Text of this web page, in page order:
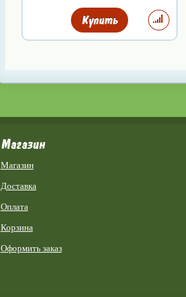
Купить
Магазин
Магазин
Доставка
Оплата
Корзина
Оформить заказ